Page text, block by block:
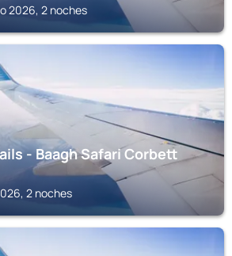
2026, 2 noches
- Baagh Safari Corbett
2 noches